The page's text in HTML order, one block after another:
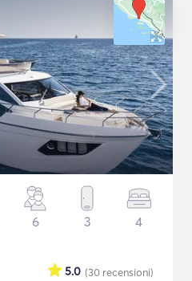
6 3 4
(30 recensioni)
5.0